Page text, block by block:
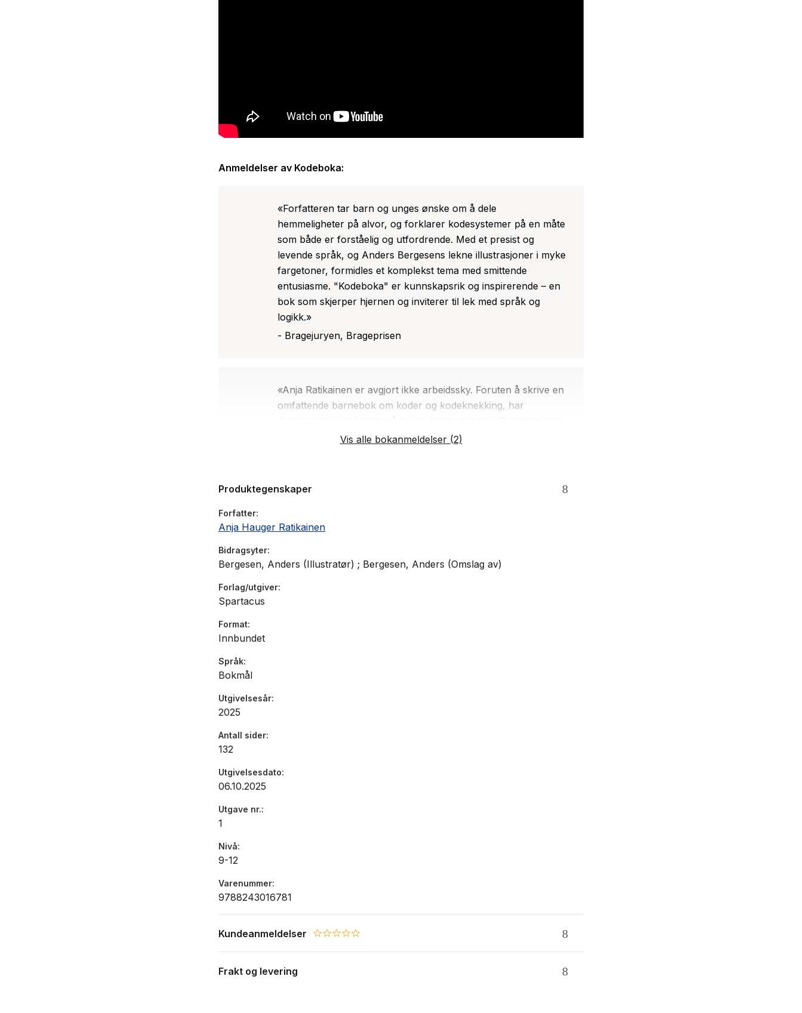
Anmeldelser av Kodeboka:
«Forfatteren tar barn og unges ønske om å dele
hemmeligheter på alvor, og forklarer kodesystemer på en måte
som både er forståelig og utfordrende. Med et presist og
levende språk, og Anders Bergesens lekne illustrasjoner i myke
fargetoner, formidles et komplekst tema med smittende
entusiasme. "Kodeboka" er kunnskapsrik og inspirerende – en
bok som skjerper hjernen og inviterer til lek med språk og
logikk.»
- Bragejuryen, Brageprisen
«Anja Ratikainen er avgjort ikke arbeidssky. Foruten å skrive en
omfattende barnebok om koder og kodeknekking, har
i landet har hun gjemt i alt 27 skatter: krukker med
- Frida Skatvik, Barnebokkritikk
Vis alle bokanmeldelser (2)
Produktegenskaper
Forfatter
Anja Hauger Ratikainen
Bidragsyter
Bergesen, Anders (Illustratør) ; Bergesen, Anders (Omslag av)
Forlag/utgiver
Spartacus
Format
Innbundet
Språk
Bokmål
Utgivelsesår
2025
Antall sider
132
Utgivelsesdato
06.10.2025
Utgave nr.
1
Nivå
9-12
Varenummer
9788243016781
Kundeanmeldelser 0.0 star rating
Frakt og levering